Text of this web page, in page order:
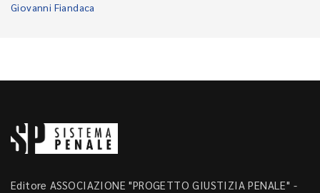
Giovanni Fiandaca
Editore ASSOCIAZIONE "PROGETTO GIUSTIZIA PENALE" -